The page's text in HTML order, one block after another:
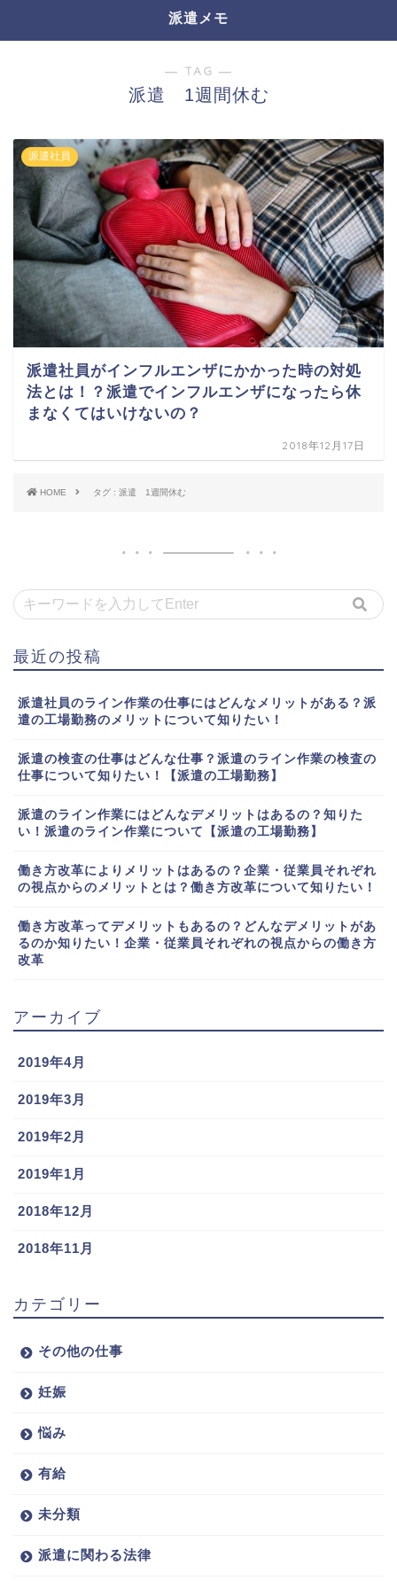
派遣メモ
― TAG ―
派遣 1週間休む
派遣社員
派遣社員がインフルエンザにかかった時の対処
法とは！？派遣でインフルエンザになったら休
まなくてはいけないの？
2018年12月17日
HOME タグ : 派遣 1週間休む
最近の投稿
派遣社員のライン作業の仕事にはどんなメリットがある？派
遣の工場勤務のメリットについて知りたい！
派遣の検査の仕事はどんな仕事？派遣のライン作業の検査の
仕事について知りたい！【派遣の工場勤務】
派遣のライン作業にはどんなデメリットはあるの？知りた
い！派遣のライン作業について【派遣の工場勤務】
働き方改革によりメリットはあるの？企業・従業員それぞれ
の視点からのメリットとは？働き方改革について知りたい！
働き方改革ってデメリットもあるの？どんなデメリットがあ
るのか知りたい！企業・従業員それぞれの視点からの働き方
改革
アーカイブ
2019年4月
2019年3月
2019年2月
2019年1月
2018年12月
2018年11月
カテゴリー
その他の仕事
妊娠
悩み
有給
未分類
派遣に関わる法律